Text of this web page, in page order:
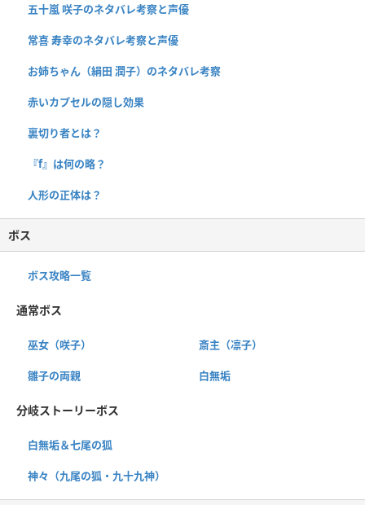
五十嵐 咲子のネタバレ考察と声優
常喜 寿幸のネタバレ考察と声優
お姉ちゃん（絹田 潤子）のネタバレ考察
赤いカプセルの隠し効果
裏切り者とは？
『f』は何の略？
人形の正体は？
ボス
ボス攻略一覧
通常ボス
巫女（咲子） 斎主（凛子）
雛子の両親 白無垢
分岐ストーリーボス
白無垢＆七尾の狐
神々（九尾の狐・九十九神）